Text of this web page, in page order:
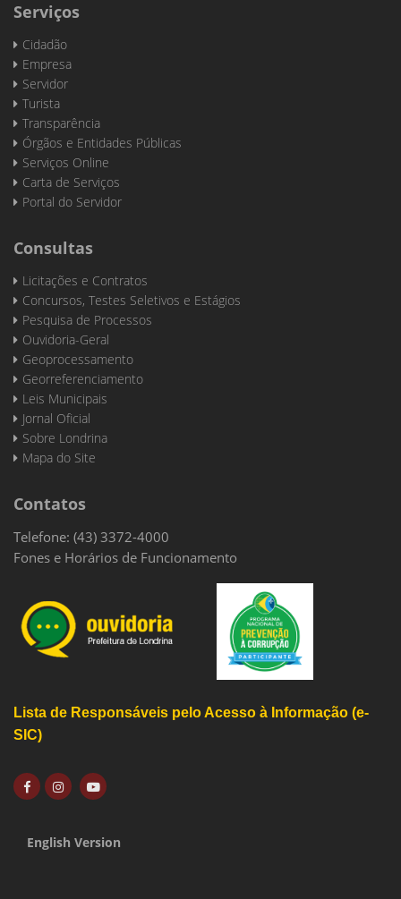
Serviços
Cidadão
Empresa
Servidor
Turista
Transparência
Órgãos e Entidades Públicas
Serviços Online
Carta de Serviços
Portal do Servidor
Consultas
Licitações e Contratos
Concursos, Testes Seletivos e Estágios
Pesquisa de Processos
Ouvidoria-Geral
Geoprocessamento
Georreferenciamento
Leis Municipais
Jornal Oficial
Sobre Londrina
Mapa do Site
Contatos
Telefone: (43) 3372-4000
Fones e Horários de Funcionamento
Lista de Responsáveis pelo Acesso à Informação (e-
SIC)
English Version